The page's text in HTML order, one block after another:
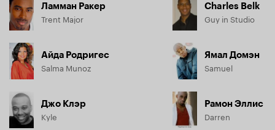
Ламман Ракер
Trent Major
Айда Родригес
Salma Munoz
Джо Клэр
Kyle
Charles Belk
Guy in Studio
Ямал Домэн
Samuel
Рамон Эллис
Darren